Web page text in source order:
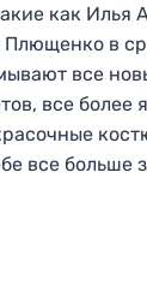
как Илья
Плющенко в
все
все более
все больше